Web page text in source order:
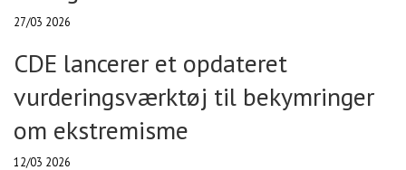
27/03 2026
CDE lancerer et opdateret
vurderingsværktøj til bekymringer
om ekstremisme
12/03 2026